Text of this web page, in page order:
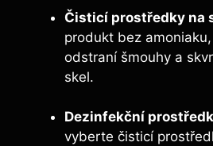
Čisticí prostředky na
produkt bez
odstraní šmouhy a
skel.
Dezinfekční
vyberte čisticí